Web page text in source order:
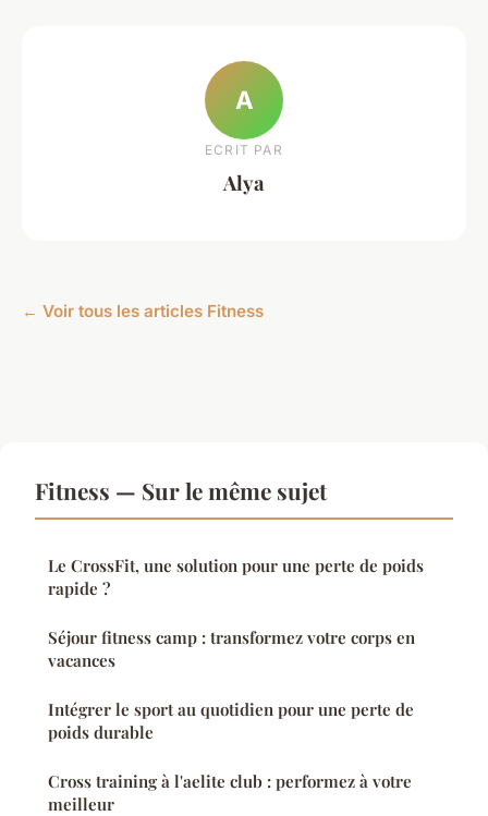
A
ECRIT PAR
Alya
← Voir tous les articles Fitness
Fitness — Sur le même sujet
Le CrossFit, une solution pour une perte de poids
rapide ?
Séjour fitness camp : transformez votre corps en
vacances
Intégrer le sport au quotidien pour une perte de
poids durable
Cross training à l'aelite club : performez à votre
meilleur